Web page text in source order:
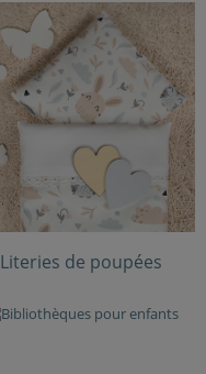
Literies de poupées